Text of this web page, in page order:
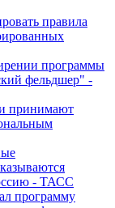
правила
программы
фельдшер" -
принимают
- ТАСС
программу